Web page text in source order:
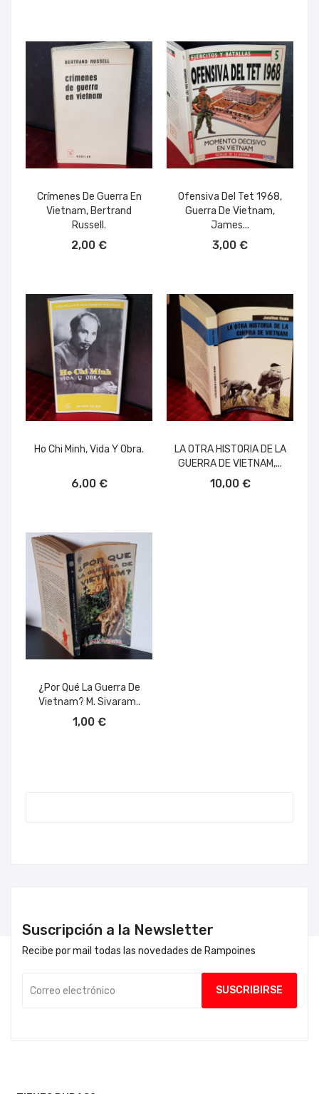
Crímenes De Guerra En
Vietnam, Bertrand
Russell.
2,00 €
Ofensiva Del Tet 1968,
Guerra De Vietnam,
James...
3,00 €
Ho Chi Minh, Vida Y Obra.
6,00 €
LA OTRA HISTORIA DE LA
GUERRA DE VIETNAM,...
10,00 €
¿Por Qué La Guerra De
Vietnam? M. Sivaram..
1,00 €
Suscripción a la Newsletter
Recibe por mail todas las novedades de Rampoines